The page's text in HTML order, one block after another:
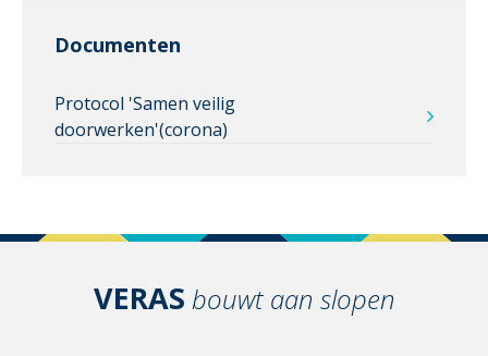
Documenten
Protocol 'Samen veilig
doorwerken'(corona)
VERAS bouwt aan slopen